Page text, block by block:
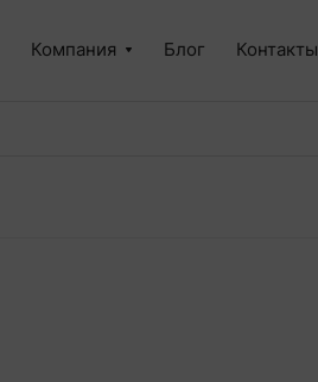
Компания Блог Контакты